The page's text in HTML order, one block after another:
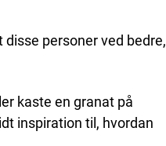
disse personer ved bedre,
kaste en granat på
inspiration til, hvordan